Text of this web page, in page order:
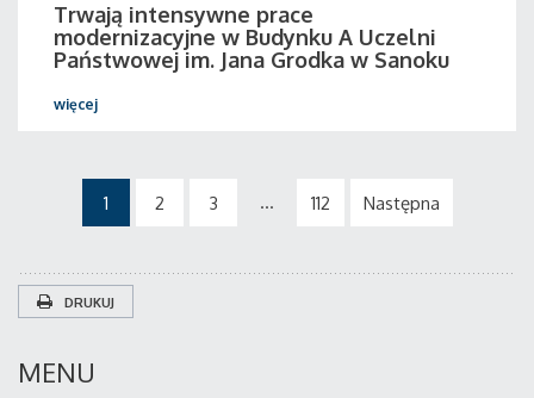
Trwają intensywne prace
modernizacyjne w Budynku A Uczelni
Państwowej im. Jana Grodka w Sanoku
więcej
1 2 3 ... 112 Następna
DRUKUJ
MENU